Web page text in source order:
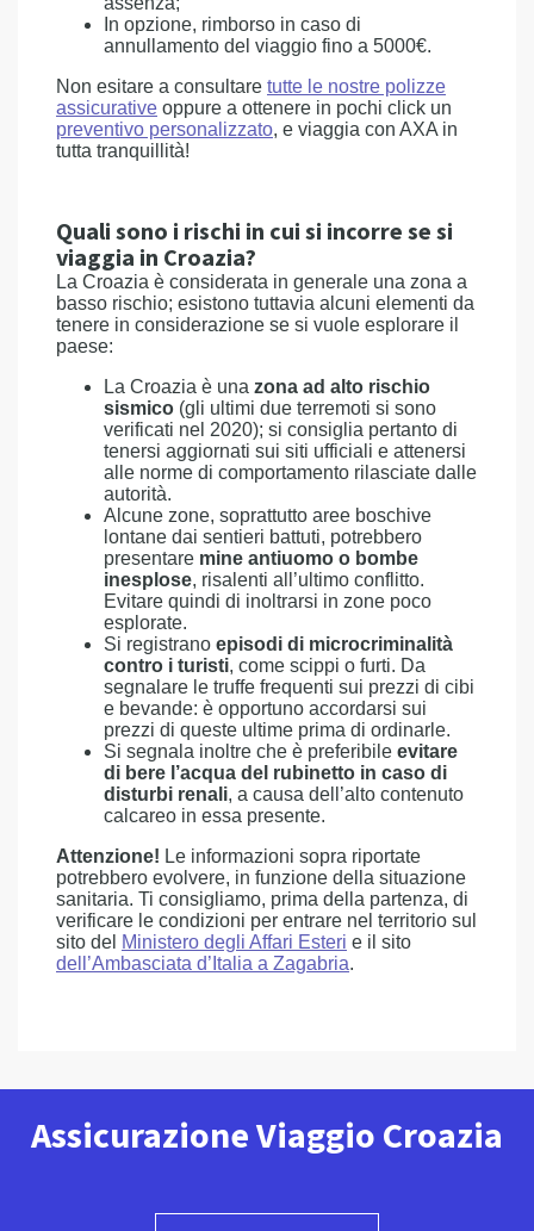
In opzione, rimborso in caso di
annullamento del viaggio fino a 5000€.
Non esitare a consultare tutte le nostre polizze
assicurative oppure a ottenere in pochi click un
preventivo personalizzato, e viaggia con AXA in
tutta tranquillità!
Quali sono i rischi in cui si incorre se si
viaggia in Croazia?
La Croazia è considerata in generale una zona a
basso rischio; esistono tuttavia alcuni elementi da
tenere in considerazione se si vuole esplorare il
paese:
La Croazia è una zona ad alto rischio
sismico (gli ultimi due terremoti si sono
verificati nel 2020); si consiglia pertanto di
tenersi aggiornati sui siti ufficiali e attenersi
alle norme di comportamento rilasciate dalle
autorità.
Alcune zone, soprattutto aree boschive
lontane dai sentieri battuti, potrebbero
presentare mine antiuomo o bombe
inesplose, risalenti all’ultimo conflitto.
Evitare quindi di inoltrarsi in zone poco
esplorate.
Si registrano episodi di microcriminalità
contro i turisti, come scippi o furti. Da
segnalare le truffe frequenti sui prezzi di cibi
e bevande: è opportuno accordarsi sui
prezzi di queste ultime prima di ordinarle.
Si segnala inoltre che è preferibile evitare
di bere l’acqua del rubinetto in caso di
disturbi renali, a causa dell’alto contenuto
calcareo in essa presente.
Attenzione! Le informazioni sopra riportate
potrebbero evolvere, in funzione della situazione
sanitaria. Ti consigliamo, prima della partenza, di
verificare le condizioni per entrare nel territorio sul
sito del Ministero degli Affari Esteri e il sito
dell’Ambasciata d’Italia a Zagabria.
Assicurazione Viaggio Croazia